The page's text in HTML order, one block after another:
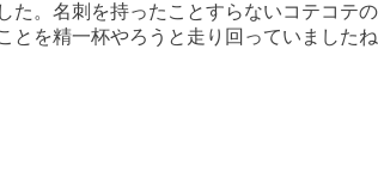
た。名刺を持ったことすらないコテコテ
を精一杯やろうと走り回っていましたね